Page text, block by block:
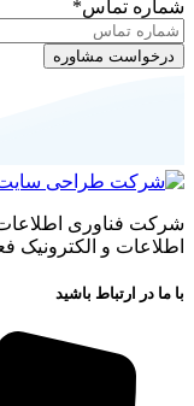
شماره تماس*
شرکت فناوری اطلاعات
اطلاعات و الکترونیک
با ما در ارتباط باشید